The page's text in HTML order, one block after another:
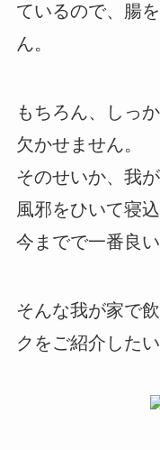
ているので、腸
ん。
もちろん、しっ
欠かせません。
そのせいか、我
風邪をひいて寝
今までで一番良
そんな我が家で
クをご紹介した